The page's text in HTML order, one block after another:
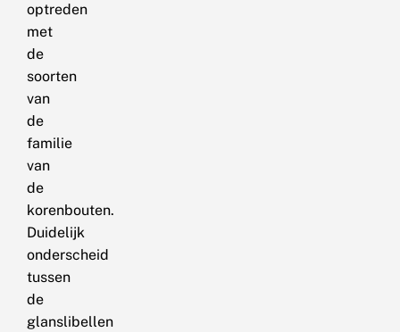
optreden
met
de
soorten
van
de
familie
van
de
korenbouten.
Duidelijk
onderscheid
tussen
de
glanslibellen